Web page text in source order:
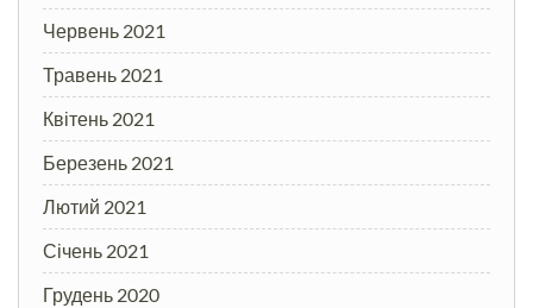
Червень 2021
Травень 2021
Квітень 2021
Березень 2021
Лютий 2021
Січень 2021
Грудень 2020